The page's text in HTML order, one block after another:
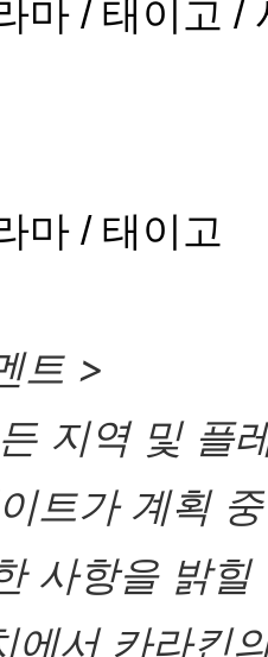
마 / 태이고 /
마 / 태이고
트 >
지역 및 플
트가 계획
사항을 밝
에서 카라킨